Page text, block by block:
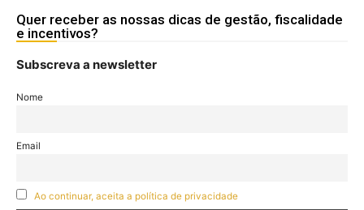
Quer receber as nossas dicas de gestão, fiscalidade
e incentivos?
Subscreva a newsletter
Nome
Email
Ao continuar, aceita a política de privacidade